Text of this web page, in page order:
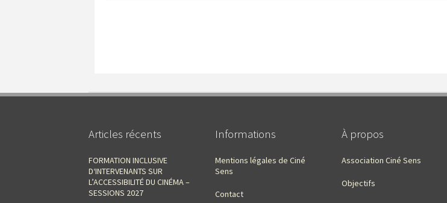
Articles récents
FORMATION INCLUSIVE
D‘INTERVENANTS SUR
L’ACCESSIBILITÉ DU CINÉMA –
SESSIONS 2027
Informations
Mentions légales de Ciné
Sens
Contact
À propos
Association Ciné Sens
Objectifs